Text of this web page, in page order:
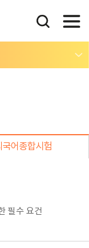
국어종합시험
필수 요건